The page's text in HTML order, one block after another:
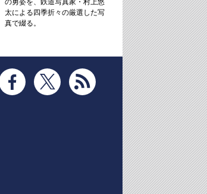
の勇姿を、鉄道写真家・村上悠
太による四季折々の厳選した写
真で綴る。